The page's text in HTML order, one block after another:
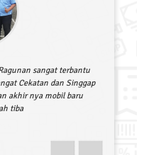
sangat terbantu
Cekatan dan Singgap
akhir nya mobil baru
tiba